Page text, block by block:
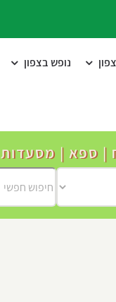
נופש בצפון
| ספא | מסעדות